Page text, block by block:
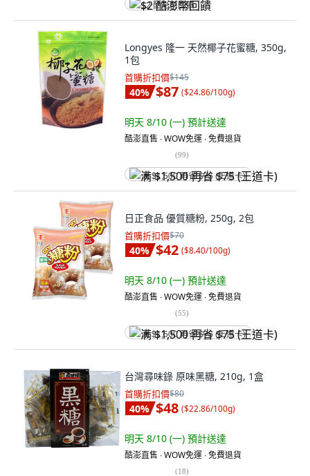
$2 酷澎幣回饋
Longyes 隆一 天然椰子花蜜糖, 350g,
1包
首購折扣價$145
40% $87 ($24.86/100g)
明天 8/10 (一) 預計送達
酷澎直售 ∙ WOW免運 ∙ 免費退貨
(99)
满 $1,500 再省 $75 (王道卡)
日正食品 優質糖粉, 250g, 2包
首購折扣價$70
40% $42 ($8.40/100g)
明天 8/10 (一) 預計送達
酷澎直售 ∙ WOW免運 ∙ 免費退貨
(55)
满 $1,500 再省 $75 (王道卡)
台灣尋味錄 原味黑糖, 210g, 1盒
首購折扣價$80
40% $48 ($22.86/100g)
明天 8/10 (一) 預計送達
酷澎直售 ∙ WOW免運 ∙ 免費退貨
(18)